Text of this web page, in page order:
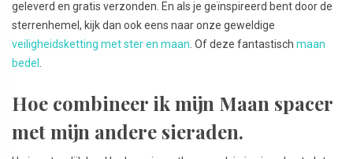
geleverd en gratis verzonden. En als je geïnspireerd bent door de
sterrenhemel, kijk dan ook eens naar onze geweldige
veiligheidsketting met ster en maan . Of deze fantastisch maan
bedel
Hoe combineer ik mijn Maan spacer
met mijn andere sieraden.